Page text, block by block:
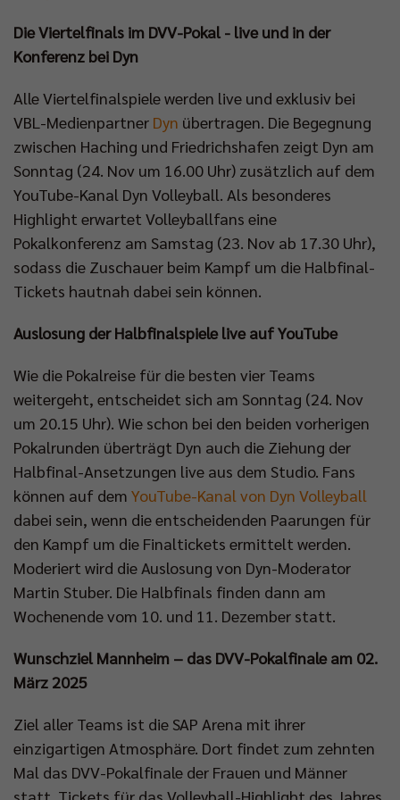
Die Viertelfinals im DVV-Pokal - live und in der
Konferenz bei Dyn
Alle Viertelfinalspiele werden live und exklusiv bei
VBL-Medienpartner Dyn übertragen. Die Begegnung
zwischen Haching und Friedrichshafen zeigt Dyn am
Sonntag (24. Nov um 16.00 Uhr) zusätzlich auf dem
YouTube-Kanal Dyn Volleyball. Als besonderes
Highlight erwartet Volleyballfans eine
Pokalkonferenz am Samstag (23. Nov ab 17.30 Uhr),
sodass die Zuschauer beim Kampf um die Halbfinal-
Tickets hautnah dabei sein können.
Auslosung der Halbfinalspiele live auf YouTube
Wie die Pokalreise für die besten vier Teams
weitergeht, entscheidet sich am Sonntag (24. Nov
um 20.15 Uhr). Wie schon bei den beiden vorherigen
Pokalrunden überträgt Dyn auch die Ziehung der
Halbfinal-Ansetzungen live aus dem Studio. Fans
können auf dem YouTube-Kanal von Dyn Volleyball
dabei sein, wenn die entscheidenden Paarungen für
den Kampf um die Finaltickets ermittelt werden.
Moderiert wird die Auslosung von Dyn-Moderator
Martin Stuber. Die Halbfinals finden dann am
Wochenende vom 10. und 11. Dezember statt.
Wunschziel Mannheim – das DVV-Pokalfinale am 02.
März 2025
Ziel aller Teams ist die SAP Arena mit ihrer
einzigartigen Atmosphäre. Dort findet zum zehnten
Mal das DVV-Pokalfinale der Frauen und Männer